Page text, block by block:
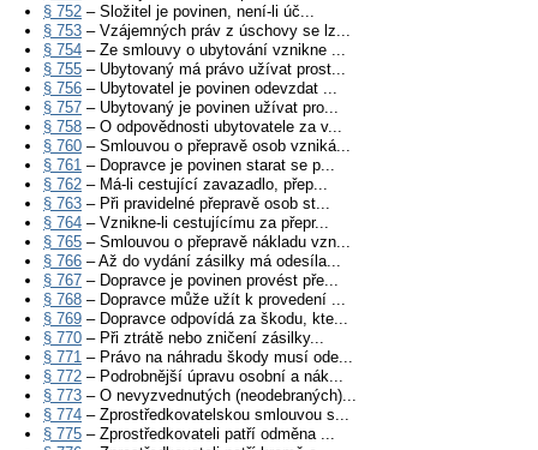
§ 752 – Složitel je povinen, není-li úč...
§ 753 – Vzájemných práv z úschovy se lz...
§ 754 – Ze smlouvy o ubytování vznikne ...
§ 755 – Ubytovaný má právo užívat prost...
§ 756 – Ubytovatel je povinen odevzdat ...
§ 757 – Ubytovaný je povinen užívat pro...
§ 758 – O odpovědnosti ubytovatele za v...
§ 760 – Smlouvou o přepravě osob vzniká...
§ 761 – Dopravce je povinen starat se p...
§ 762 – Má-li cestující zavazadlo, přep...
§ 763 – Při pravidelné přepravě osob st...
§ 764 – Vznikne-li cestujícímu za přepr...
§ 765 – Smlouvou o přepravě nákladu vzn...
§ 766 – Až do vydání zásilky má odesíla...
§ 767 – Dopravce je povinen provést pře...
§ 768 – Dopravce může užít k provedení ...
§ 769 – Dopravce odpovídá za škodu, kte...
§ 770 – Při ztrátě nebo zničení zásilky...
§ 771 – Právo na náhradu škody musí ode...
§ 772 – Podrobnější úpravu osobní a nák...
§ 773 – O nevyzvednutých (neodebraných)...
§ 774 – Zprostředkovatelskou smlouvou s...
§ 775 – Zprostředkovateli patří odměna ...